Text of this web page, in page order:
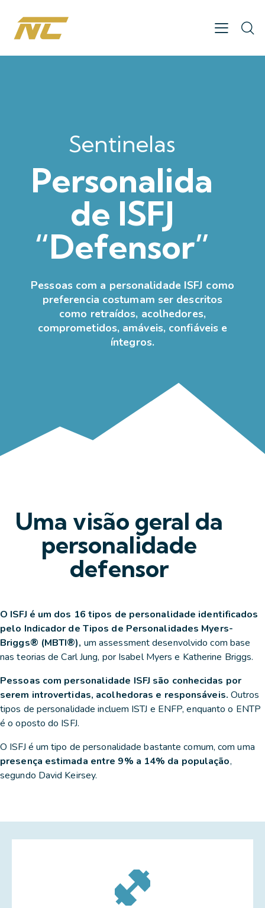
Sentinelas
Personalida
de ISFJ
“Defensor”
Pessoas com a personalidade ISFJ como
preferencia costumam ser descritos
como retraídos, acolhedores,
comprometidos, amáveis, confiáveis e
íntegros.
Uma visão geral da
personalidade
defensor
O ISFJ é um dos 16 tipos de personalidade identificados
pelo Indicador de Tipos de Personalidades Myers-
Briggs® (MBTI®), um assessment desenvolvido com base
nas teorias de Carl Jung, por Isabel Myers e Katherine Briggs.
Pessoas com personalidade ISFJ são conhecidas por
serem introvertidas, acolhedoras e responsáveis. Outros
tipos de personalidade incluem ISTJ e ENFP, enquanto o ENTP
é o oposto do ISFJ.
O ISFJ é um tipo de personalidade bastante comum, com uma
presença estimada entre 9% a 14% da população,
segundo David Keirsey.